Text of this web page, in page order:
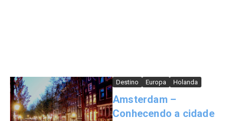
Destino Europa Holanda
Amsterdam –
Conhecendo a cidade